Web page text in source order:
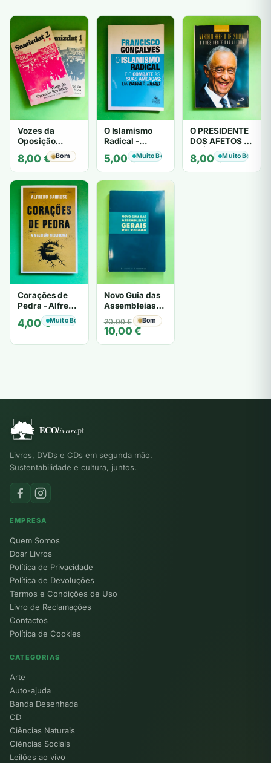
Vozes da
Oposição
Soviética 1 & 2 -
George
Saunders
8,00 € Bom
O Islamismo
Radical -
Francisco
Gonçalves
5,00€Muito Bom
O PRESIDENTE
DOS AFETOS -
CLÁUDIA
SEBASTIÃO
8,00€Muito Bom
Corações de
Pedra - Alfredo
Barroso
4,00€Muito Bom
Novo Guia das
Assembleias
Gerais - Rui
Valada
20,00€
O
preço
original
10,00€
O
preço
atual
Bom
Livros, DVDs e CDs em segunda mão.
Sustentabilidade e cultura, juntos.
EMPRESA
Quem Somos
Doar Livros
Política de Privacidade
Política de Devoluções
Termos e Condições de Uso
Livro de Reclamações
Contactos
Política de Cookies
CATEGORIAS
Arte
Auto-ajuda
Banda Desenhada
CD
Ciências Naturais
Ciências Sociais
Leilões ao vivo